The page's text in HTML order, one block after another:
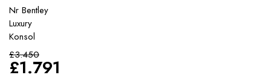
Nr Bentley
Luxury
Konsol
£3.450
£1.791